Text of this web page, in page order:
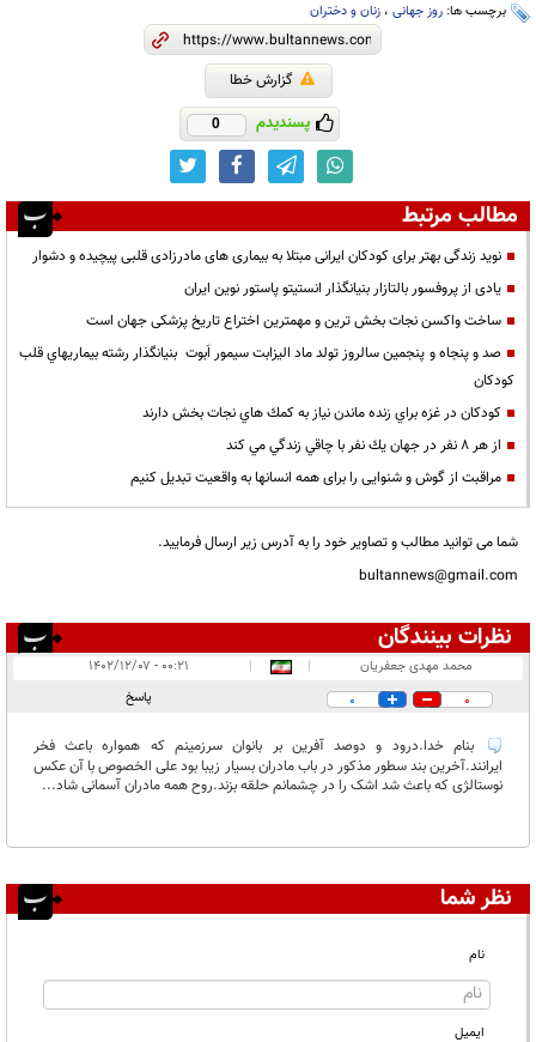
برچسب ها: روز جهانی ، زنان و دختران
گزارش خطا
پسندیدم 0
مطالب مرتبط
نوید زندگی بهتر برای کودکان ایرانی مبتلا به بیماری های مادرزادی قلبی پیچیده و دشوار
یادی از پروفسور بالتازار بنیانگذار انستیتو پاستور نوین ایران
ساخت واکسن نجات بخش ترین و مهمترین اختراع تاریخ پزشکی جهان است
صد و پنجاه و پنجمين سالروز تولد ماد الیزابت سیمور اَبوت بنيانگذار رشته بيماريهاي قلب
كودكان
كودكان در غزه براي زنده ماندن نياز به كمك هاي نجات بخش دارند
از هر 8 نفر در جهان يك نفر با چاقي زندگي مي كند
مراقبت از گوش و شنوایی را برای همه انسانها به واقعیت تبدیل کنیم
شما می توانید مطالب و تصاویر خود را به آدرس زیر ارسال فرمایید.
bultannews@gmail.com
نظرات بینندگان
انتشار یافته:۱
در انتظار بررسی:
محمد مهدی جعفریان |
|
۰۰:۲۱ - ۱۴۰۲/۱۲/۰۷
0
0 پاسخ
بنام خدا.درود و دوصد آفرین بر بانوان سرزمینم که همواره باعث فخر
ایرانند.آخرین بند سطور مذکور در باب مادران بسیار زیبا بود علی الخصوص با آن عکس
نوستالژی که باعث شد اشک را در چشمانم حلقه بزند.روح همه مادران آسمانی شاد...
نظر شما
نام
ایمیل